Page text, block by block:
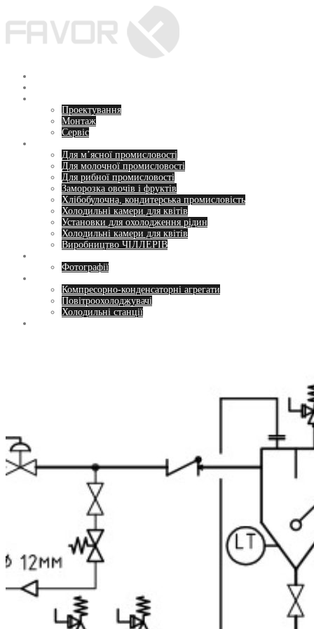
до
вмісту
Проектування
Монтаж
Сервіс
Для м’ясної промисловості
Для молочної промисловості
Для рибної промисловості
Заморозка овочів і фруктів
Хлібобулочна, кондитерська промисловість
Холодильні камери для квітів
Установки для охолодження рідин
Холодильні камери для квітів
Виробництво ЧІЛЛЕРІВ
Фотографії
Компресорно-конденсаторні агрегати
Повітроохолоджувачі
Холодильні станції